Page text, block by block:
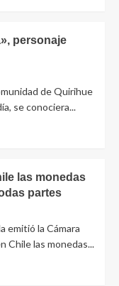
personaje
de Quirihue
se conociera...
las monedas
partes
emitió la Cámara
Chile las monedas...